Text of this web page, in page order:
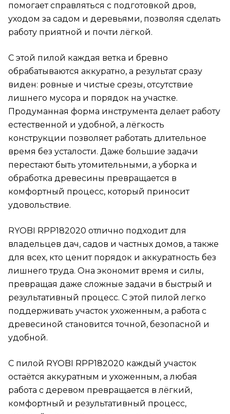
помогает справляться с подготовкой дров,
уходом за садом и деревьями, позволяя сделать
работу приятной и почти лёгкой.
С этой пилой каждая ветка и бревно
обрабатываются аккуратно, а результат сразу
виден: ровные и чистые срезы, отсутствие
лишнего мусора и порядок на участке.
Продуманная форма инструмента делает работу
естественной и удобной, а лёгкость
конструкции позволяет работать длительное
время без усталости. Даже большие задачи
перестают быть утомительными, а уборка и
обработка древесины превращается в
комфортный процесс, который приносит
удовольствие.
RYOBI RPP182020 отлично подходит для
владельцев дач, садов и частных домов, а также
для всех, кто ценит порядок и аккуратность без
лишнего труда. Она экономит время и силы,
превращая даже сложные задачи в быстрый и
результативный процесс. С этой пилой легко
поддерживать участок ухоженным, а работа с
древесиной становится точной, безопасной и
удобной.
С пилой RYOBI RPP182020 каждый участок
остаётся аккуратным и ухоженным, а любая
работа с деревом превращается в лёгкий,
комфортный и результативный процесс,